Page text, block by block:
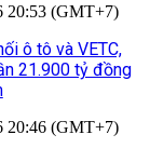
20:53 (GMT+7)
ô tô và VETC,
21.900 tỷ đồng
20:46 (GMT+7)